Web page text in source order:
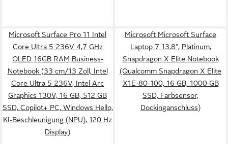
Microsoft Surface Pro 11 Intel
Core Ultra 5 236V 4,7 GHz
OLED 16GB RAM Business-
Notebook (33 cm/13 Zoll, Intel
Core Ultra 5 236V, Intel Arc
Graphics 130V, 16 GB, 512 GB
SSD, Copilot+ PC, Windows Hello,
KI-Beschleunigung (NPU), 120 Hz
Display)
Microsoft Microsoft Surface
Laptop 7 13.8", Platinum,
Snapdragon X Elite Notebook
(Qualcomm Snapdragon X Elite
X1E-80-100, 16 GB, 1000 GB
SSD, Farbsensor,
Dockinganschluss)